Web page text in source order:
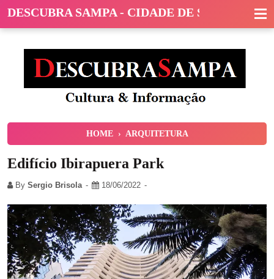
DESCUBRA SAMPA - CIDADE DE SÃO PAULO
HOME › ARQUITETURA
Edifício Ibirapuera Park
By Sergio Brisola 18/06/2022